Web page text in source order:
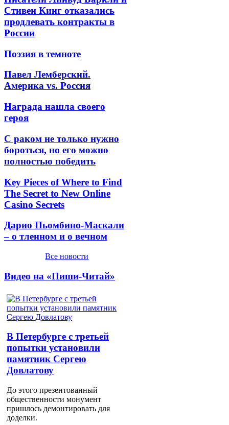
Стивен Кинг отказались
продлевать контракты в
России
Поэзия в темноте
Павел Лемберский.
Америка vs. Россия
Награда нашла своего
героя
С раком не только нужно
бороться, но его можно
полностью победить
Key Pieces of Where to Find
The Secret to New Online
Casino Secrets
Дарио Пьомбино-Маскали
– о тленном и о вечном
Все новости
Видео на «Пиши-Читай»
В Петербурге с третьей
попытки установили
памятник Сергею
Довлатову
До этого презентованный
общественности монумент
пришлось демонтировать для
доделки.